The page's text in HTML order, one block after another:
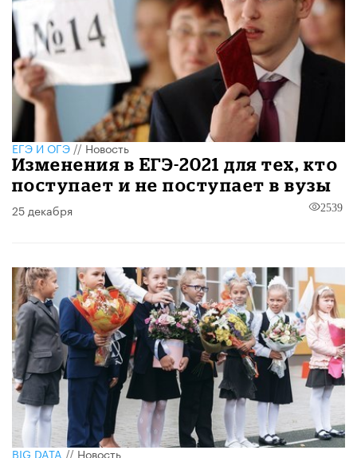
ЕГЭ И ОГЭ//Новость
Изменения в ЕГЭ-2021 для тех, кто
поступает и не поступает в вузы
25 декабря 2539
BIG DATA//Новость